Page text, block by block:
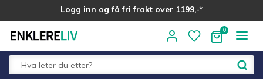
Logg inn og få fri frakt over 1199,-*